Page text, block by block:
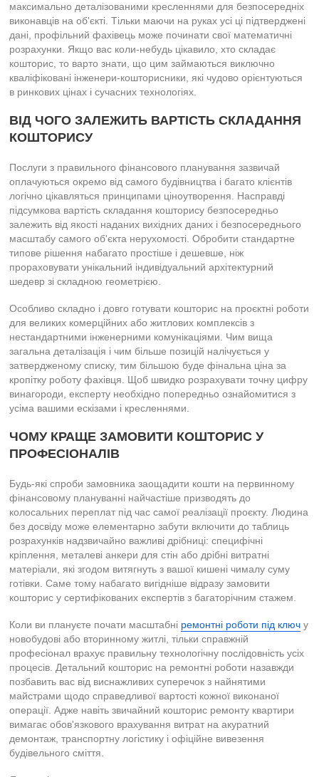
максимально деталізованими кресленнями для безпосередніх
виконавців на об'єкті. Тільки маючи на руках усі ці підтверджені
дані, профільний фахівець може починати свої математичні
розрахунки. Якщо вас коли-небудь цікавило, хто складає
кошторис, то варто знати, що цим займаються виключно
кваліфіковані інженери-кошторисники, які чудово орієнтуються
в ринкових цінах і сучасних технологіях.
ВІД ЧОГО ЗАЛЕЖИТЬ ВАРТІСТЬ СКЛАДАННЯ
КОШТОРИСУ
Послуги з правильного фінансового планування зазвичай
оплачуються окремо від самого будівництва і багато клієнтів
логічно цікавляться принципами ціноутворення. Насправді
підсумкова вартість складання кошторису безпосередньо
залежить від якості наданих вихідних даних і безпосереднього
масштабу самого об'єкта нерухомості. Обробити стандартне
типове рішення набагато простіше і дешевше, ніж
прораховувати унікальний індивідуальний архітектурний
шедевр зі складною геометрією.
Особливо складно і довго готувати кошторис на проєктні роботи
для великих комерційних або житлових комплексів з
нестандартними інженерними комунікаціями. Чим вища
загальна деталізація і чим більше позицій налічується у
затвердженому списку, тим більшою буде фінальна ціна за
кропітку роботу фахівця. Щоб швидко розрахувати точну цифру
винагороди, експерту необхідно попередньо ознайомитися з
усіма вашими ескізами і кресленнями.
ЧОМУ КРАЩЕ ЗАМОВИТИ КОШТОРИС У
ПРОФЕСІОНАЛІВ
Будь-які спроби замовника заощадити кошти на первинному
фінансовому плануванні найчастіше призводять до
колосальних переплат під час самої реалізації проєкту. Людина
без досвіду може елементарно забути включити до таблиць
розрахунків надзвичайно важливі дрібниці: специфічні
кріплення, металеві анкери для стін або дрібні витратні
матеріали, які згодом витягнуть з вашої кишені чималу суму
готівки. Саме тому набагато вигідніше відразу замовити
кошторис у сертифікованих експертів з багаторічним стажем.
Коли ви плануєте почати масштабні ремонтні роботи під ключ у
новобудові або вторинному житлі, тільки справжній
професіонал врахує правильну технологічну послідовність усіх
процесів. Детальний кошторис на ремонтні роботи назавжди
позбавить вас від виснажливих суперечок з найнятими
майстрами щодо справедливої вартості кожної виконаної
операції. Адже навіть звичайний кошторис ремонту квартири
вимагає обов'язкового врахування витрат на акуратний
демонтаж, транспортну логістику і офіційне вивезення
будівельного сміття.